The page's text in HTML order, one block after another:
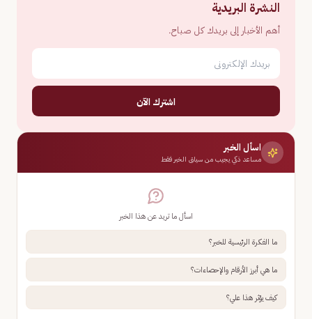
النشرة البريدية
أهم الأخبار إلى بريدك كل صباح.
اشترك الآن
اسأل الخبر
مساعد ذكي يجيب من سياق الخبر فقط
اسأل ما تريد عن هذا الخبر
ما الفكرة الرئيسية للخبر؟
ما هي أبرز الأرقام والإحصاءات؟
كيف يؤثر هذا علي؟